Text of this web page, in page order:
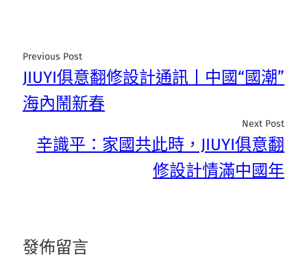
Previous Post
JIUYI俱意翻修設計通訊丨中國“國潮”
海內鬧新春
Next Post
辛識平：家國共此時，JIUYI俱意翻
修設計情滿中國年
發佈留言